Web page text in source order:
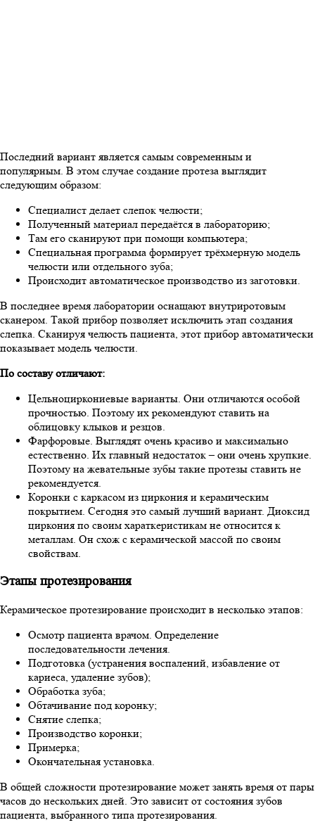
Последний вариант является самым современным и
популярным. В этом случае создание протеза выглядит
следующим образом:
Специалист делает слепок челюсти;
Полученный материал передаётся в лабораторию;
Там его сканируют при помощи компьютера;
Специальная программа формирует трёхмерную модель
челюсти или отдельного зуба;
Происходит автоматическое производство из заготовки.
В последнее время лаборатории оснащают внутриротовым
сканером. Такой прибор позволяет исключить этап создания
слепка. Сканируя челюсть пациента, этот прибор автоматически
показывает модель челюсти.
По составу отличают:
Цельноциркониевые варианты. Они отличаются особой
прочностью. Поэтому их рекомендуют ставить на
облицовку клыков и резцов.
Фарфоровые. Выглядят очень красиво и максимально
естественно. Их главный недостаток – они очень хрупкие.
Поэтому на жевательные зубы такие протезы ставить не
рекомендуется.
Коронки с каркасом из циркония и керамическим
покрытием. Сегодня это самый лучший вариант. Диоксид
циркония по своим хараткеристикам не относится к
металлам. Он схож с керамической массой по своим
свойствам.
Этапы протезирования
Керамическое протезирование происходит в несколько этапов:
Осмотр пациента врачом. Определение
последовательности лечения.
Подготовка (устранения воспалений, избавление от
кариеса, удаление зубов);
Обработка зуба;
Обтачивание под коронку;
Снятие слепка;
Производство коронки;
Примерка;
Окончательная установка.
В общей сложности протезирование может занять время от пары
часов до нескольких дней. Это зависит от состояния зубов
пациента, выбранного типа протезирования.